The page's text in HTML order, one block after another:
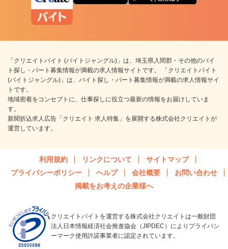
「クリエイトバイト (バイトジャングル)」は、埼玉県入間郡・その他のバイ
ト探し・パート募集情報が満載の求人情報サイトです。 「クリエイトバイト
(バイトジャングル)」は、バイト探し・パート募集情報が満載の求人情報サイ
トです。
地域密着をコンセプトに、仕事探しに役立つ最新の情報をお届けしていま
す。
新聞折込求人広告「クリエイト 求人特集」を展開する株式会社クリエイトが
運営しています。
利用規約 リンクについて
サイトマップ
プライバシーポリシー
ヘルプ 会社概要
お問い合わせ
掲載をお考えの企業様へ
クリエイトバイトを運営する株式会社クリエイトは一般財団
法人日本情報経済社会推進協会（JIPDEC）によりプライバシ
ーマーク使用許諾事業者に認定されています。